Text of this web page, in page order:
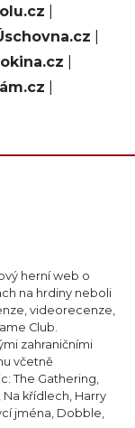
herní web o
na hrdiny neboli
videorecenze,
Club.
zahraničními
včetně
The Gathering,
křídlech, Harry
jména, Dobble,